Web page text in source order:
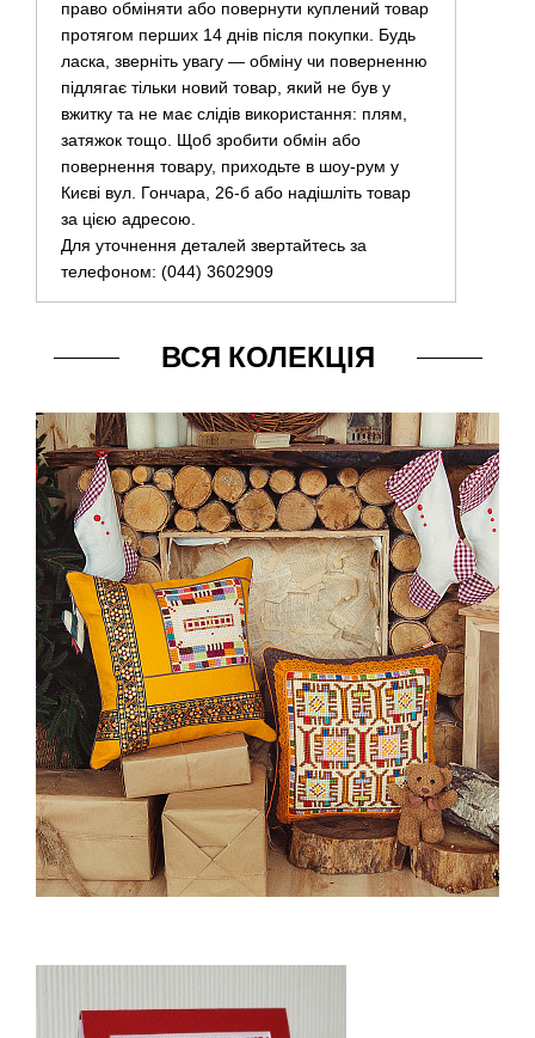
право обміняти або повернути куплений товар
протягом перших 14 днів після покупки. Будь
ласка, зверніть увагу — обміну чи поверненню
підлягає тільки новий товар, який не був у
вжитку та не має слідів використання: плям,
затяжок тощо. Щоб зробити обмін або
повернення товару, приходьте в шоу-рум у
Києві вул. Гончара, 26-б або надішліть товар
за цією адресою.
Для уточнення деталей звертайтесь за
телефоном: (044) 3602909
ВСЯ КОЛЕКЦІЯ